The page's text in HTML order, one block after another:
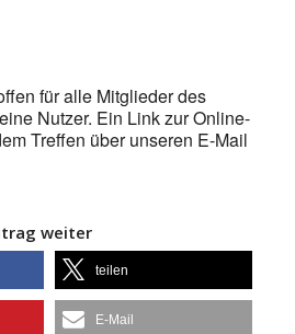
für alle Mitglieder des
Nutzer. Ein Link zur Online-
Treffen über unseren E-Mail
weiter
teilen
E-Mail